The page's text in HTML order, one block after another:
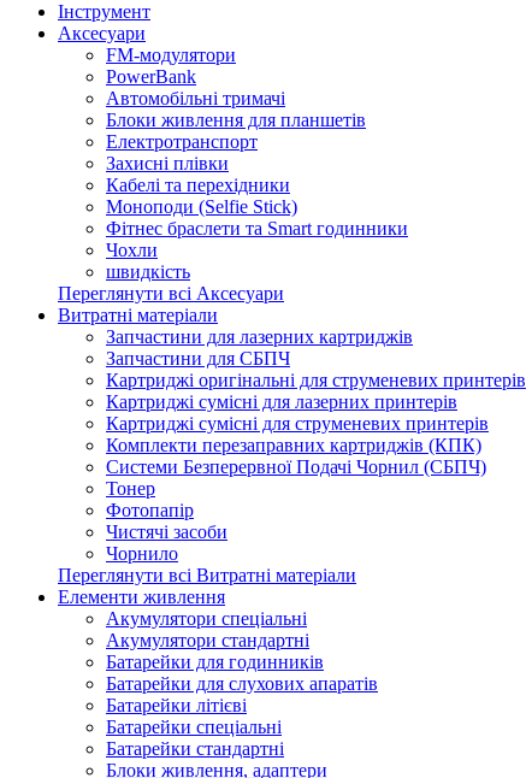
Інструмент
Аксесуари
FM-модулятори
PowerBank
Автомобільні тримачі
Блоки живлення для планшетів
Електротранспорт
Захисні плівки
Кабелі та перехідники
Моноподи (Selfie Stick)
Фітнес браслети та Smart годинники
Чохли
швидкість
Переглянути всі Аксесуари
Витратні матеріали
Запчастини для лазерних картриджів
Запчастини для СБПЧ
Картриджі оригінальні для струменевих принтерів
Картриджі сумісні для лазерних принтерів
Картриджі сумісні для струменевих принтерів
Комплекти перезаправних картриджів (КПК)
Системи Безперервної Подачі Чорнил (СБПЧ)
Тонер
Фотопапір
Чистячі засоби
Чорнило
Переглянути всі Витратні матеріали
Елементи живлення
Акумулятори спеціальні
Акумулятори стандартні
Батарейки для годинників
Батарейки для слухових апаратів
Батарейки літієві
Батарейки спеціальні
Батарейки стандартні
Блоки живлення, адаптери